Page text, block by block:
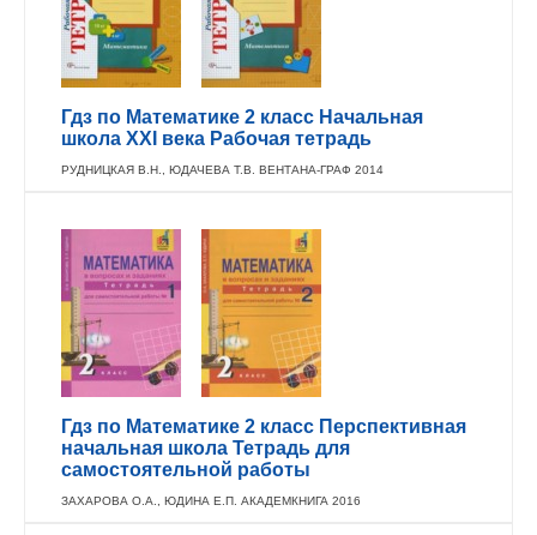
Гдз по Математике 2 класс Начальная
школа XXI века Рабочая тетрадь
РУДНИЦКАЯ В.Н., ЮДАЧЕВА Т.В. ВЕНТАНА-ГРАФ 2014
Гдз по Математике 2 класс Перспективная
начальная школа Тетрадь для
самостоятельной работы
ЗАХАРОВА О.А., ЮДИНА Е.П. АКАДЕМКНИГА 2016